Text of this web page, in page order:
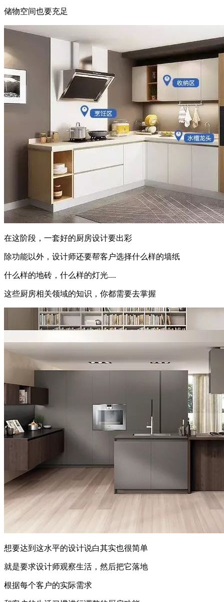
储物空间也要充足
在这阶段，一套好的厨房设计要出彩
除功能以外，设计师还要帮客户选择什么样的墙纸
什么样的地砖，什么样的灯光....
这些厨房相关领域的知识，你都需要去掌握
想要达到这水平的设计说白其实也很简单
就是要求设计师观察生活，然后把它落地
根据每个客户的实际需求